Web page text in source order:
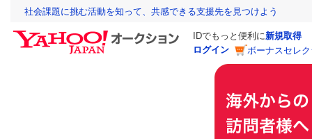
社会課題に挑む活動を知って、共感できる支援先を見つけよう
IDでもっと便利に新規取得
ログイン
ボーナスセレ